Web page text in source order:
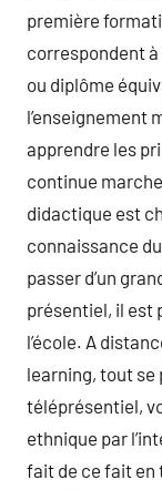
première
correspondent
ou diplôme
l’enseignement
apprendre les
continue
didactique est
connaissance
passer d’un
présentiel, il est
l’école. A
learning, tout se
téléprésentiel,
ethnique par
fait de ce fait en